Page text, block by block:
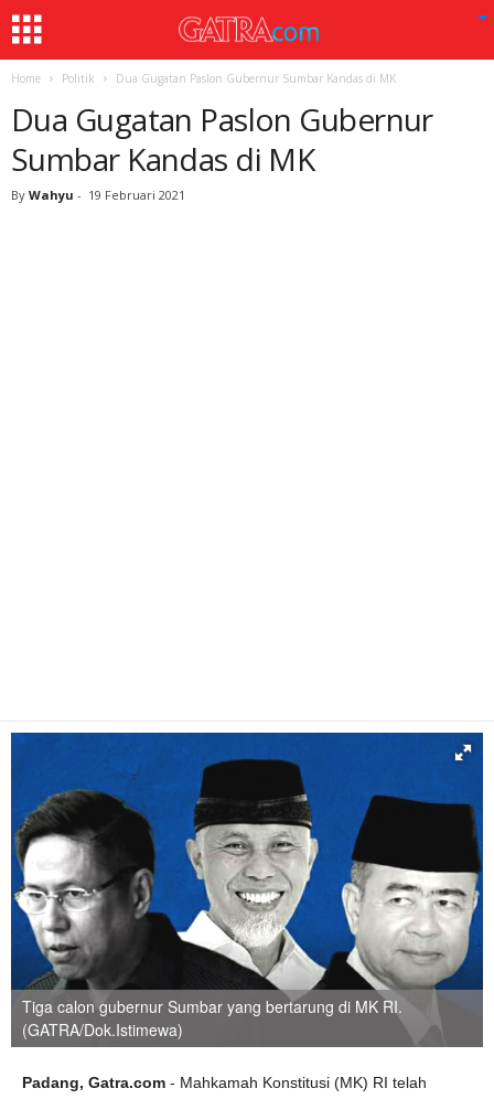
Home Politik Dua Gugatan Paslon Gubernur Sumbar Kandas di MK
Dua Gugatan Paslon Gubernur
Sumbar Kandas di MK
By Wahyu - 19 Februari 2021
Tiga calon gubernur Sumbar yang bertarung di MK RI.
(GATRA/Dok.Istimewa)
Padang, Gatra.com - Mahkamah Konstitusi (MK) RI telah